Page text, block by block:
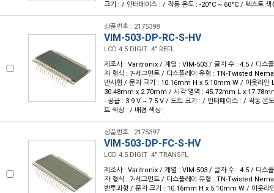
크기 : / 인터페이스 : / 작동 온도 : -20°C ~ 60°C / 텍스트 색
상품번호 : 2175398
VIM-503-DP-RC-S-HV
LCD 4.5 DIGIT .4" REFL
제조사 : Varitronix / 계열 : VIM-503 / 글자 수 : 4.5 / 디스
자 형식 : 7-세그먼트 / 디스플레이 유형 : TN-Twisted
반사형 / 문자 크기 : 10.16mm H x 5.10mm W / 아웃라인
30.48mm x 2.70mm / 시각 영역 : 45.72mm L x
- 공급 : 3.9 V ~ 7.5 V / 도트 크기 : / 인터페이스 : / 작동 온
트 색상 : / 배경 색상 :
상품번호 : 2175397
VIM-503-DP-FC-S-HV
LCD 4.5 DIGIT .4" TRANSFL
제조사 : Varitronix / 계열 : VIM-503 / 글자 수 : 4.5 / 디스
자 형식 : 7-세그먼트 / 디스플레이 유형 : TN-Twisted
반투과형 / 문자 크기 : 10.16mm H x 5.10mm W / 아웃라